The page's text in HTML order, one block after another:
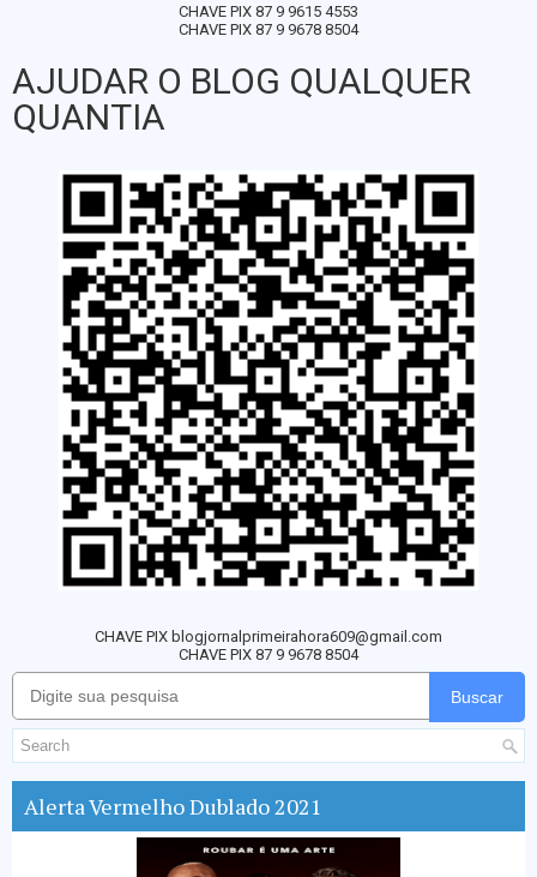
CHAVE PIX 87 9 9615 4553
CHAVE PIX 87 9 9678 8504
AJUDAR O BLOG QUALQUER
QUANTIA
CHAVE PIX blogjornalprimeirahora609@gmail.com
CHAVE PIX 87 9 9678 8504
Buscar
Alerta Vermelho Dublado 2021